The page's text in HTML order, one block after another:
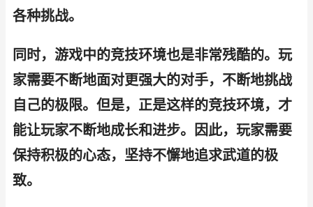
各种挑战。
同时，游戏中的竞技环境也是非常残酷的。玩
家需要不断地面对更强大的对手，不断地挑战
自己的极限。但是，正是这样的竞技环境，才
能让玩家不断地成长和进步。因此，玩家需要
保持积极的心态，坚持不懈地追求武道的极
致。